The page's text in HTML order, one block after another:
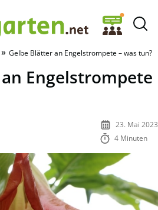
» Gelbe Blätter an Engelstrompete – was tun?
Engelstrompete
23. Mai 2023
4 Minuten